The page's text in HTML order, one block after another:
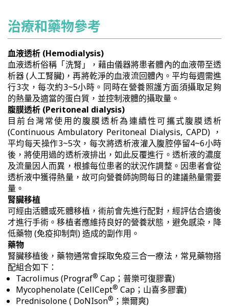
治療和藥物參考
血液透析 (Hemodialysis)
血液透析俗稱「洗腎」，藉由儀器將患者體內的血液帶至透
析器 (人工腎臟)，再將乾淨的血液流回體內。平均每週需進
行3次，每次約3~5小時。同時在營養照護方面須攝取足夠
的熱量及適當的蛋白質，並控制液體的攝取量。
腹膜透析 (Peritoneal dialysis)
目前台灣常使用的腹膜透析為連續性可攜式腹膜透析
(Continuous Ambulatory Peritoneal Dialysis, CAPD) ，
平均每天操作3~5次，每次將透析液灌入腹腔停留4~6小時
後，將使用過的透析液排出，如此反覆進行。透析液的濃度
及流量因人而異，根據每位患者的狀況作調整。因患者會從
透析液中獲得熱量，故可向營養師詢問每日的建議熱量需要
量。
腎臟移植
可經由活體或死體移植，術前會先進行配對，經評估合適後
才進行手術。移植者應維持良好的營養狀態，避免感染，降
低藥物 (免疫抑制劑) 造成的副作用。
藥物
腎臟移植後，藥物通常會採取免疫三合一療法，常見藥物搭
配組合如下：
Tacrolimus (Prograf® Cap；普樂可復膠囊)
Mycophenolate (CellCept® Cap；山喜多膠囊)
Prednisolone ( DoNIson® ；樂爾爽)